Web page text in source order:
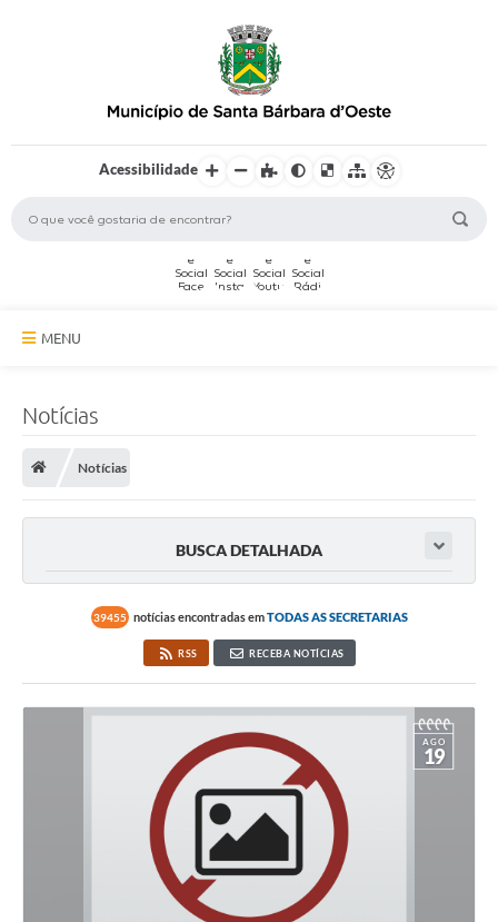
Acessibilidade
MENU
Serviços Online
Ouvidoria
Programa de Incentivo ao Desenvolvimento
Certidão Negativa de Empresa
Notícias
Notícias
BUSCA DETALHADA
39455 notícias encontradas emTODAS AS SECRETARIAS
RSS RECEBA NOTÍCIAS
AGO
19